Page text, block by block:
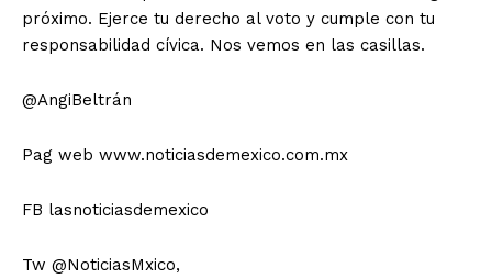
próximo. Ejerce tu derecho al voto y cumple con tu
responsabilidad cívica. Nos vemos en las casillas.
@AngiBeltrán
Pag web www.noticiasdemexico.com.mx
FB lasnoticiasdemexico
Tw @NoticiasMxico,